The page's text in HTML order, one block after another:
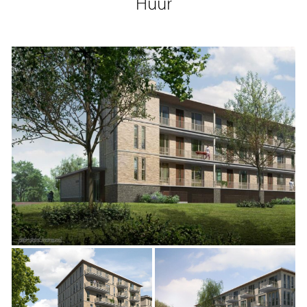
De woningen zijn er in varianten met één slaapkamer of
appartementen varieert van 55 m² tot 100 m². De
woningen zijn verdeeld over twee verschillende
complexen en er zijn in totaal 85 beschikbare
parkeerplekken.
DE MAGIE VAN HET GROENE HART
Als je woont in Thamenhof zie en beleef je dagelijks de
magie van het Groene Hart. Je loopt vanuit je voordeur
zo het groen in. Als je wandelt over het nabijgelegen
kronkelende dijkweggetje de Vuurlijn, ga je op in de rijke
historie van de streek. Dit was ooit de plek waar troepen
zich ongezien voor de vijand van het ene fort naar het
andere verplaatsten.